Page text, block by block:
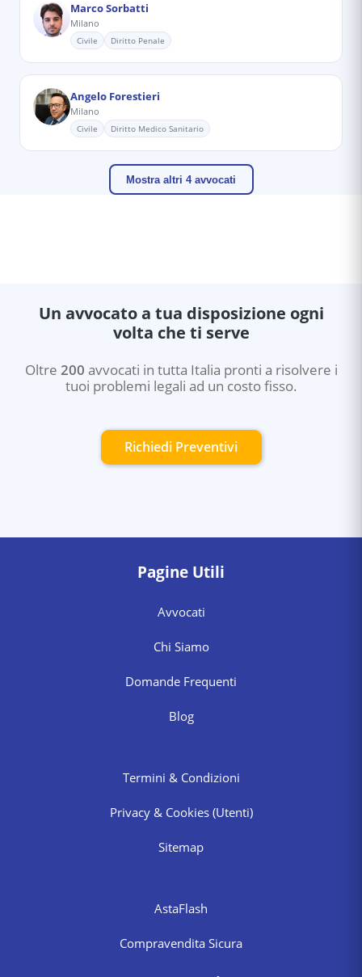
Marco Sorbatti
Milano
Civile Diritto Penale
Angelo Forestieri
Milano
Civile Diritto Medico Sanitario
Mostra altri 4 avvocati
Un avvocato a tua disposizione ogni
volta che ti serve
Oltre 200 avvocati in tutta Italia pronti a risolvere i
tuoi problemi legali ad un costo fisso.
Richiedi Preventivi
Pagine Utili
Avvocati
Chi Siamo
Domande Frequenti
Blog
Termini & Condizioni
Privacy & Cookies (Utenti)
Sitemap
AstaFlash
Compravendita Sicura